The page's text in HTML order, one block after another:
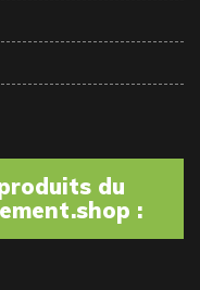
du
: